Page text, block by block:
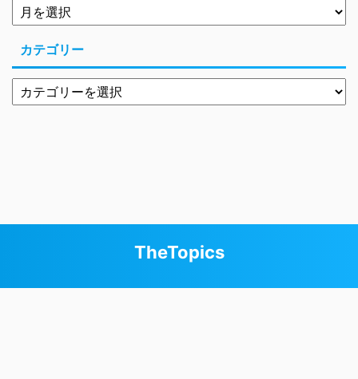
カテゴリー
TheTopics
AFFINGER5.